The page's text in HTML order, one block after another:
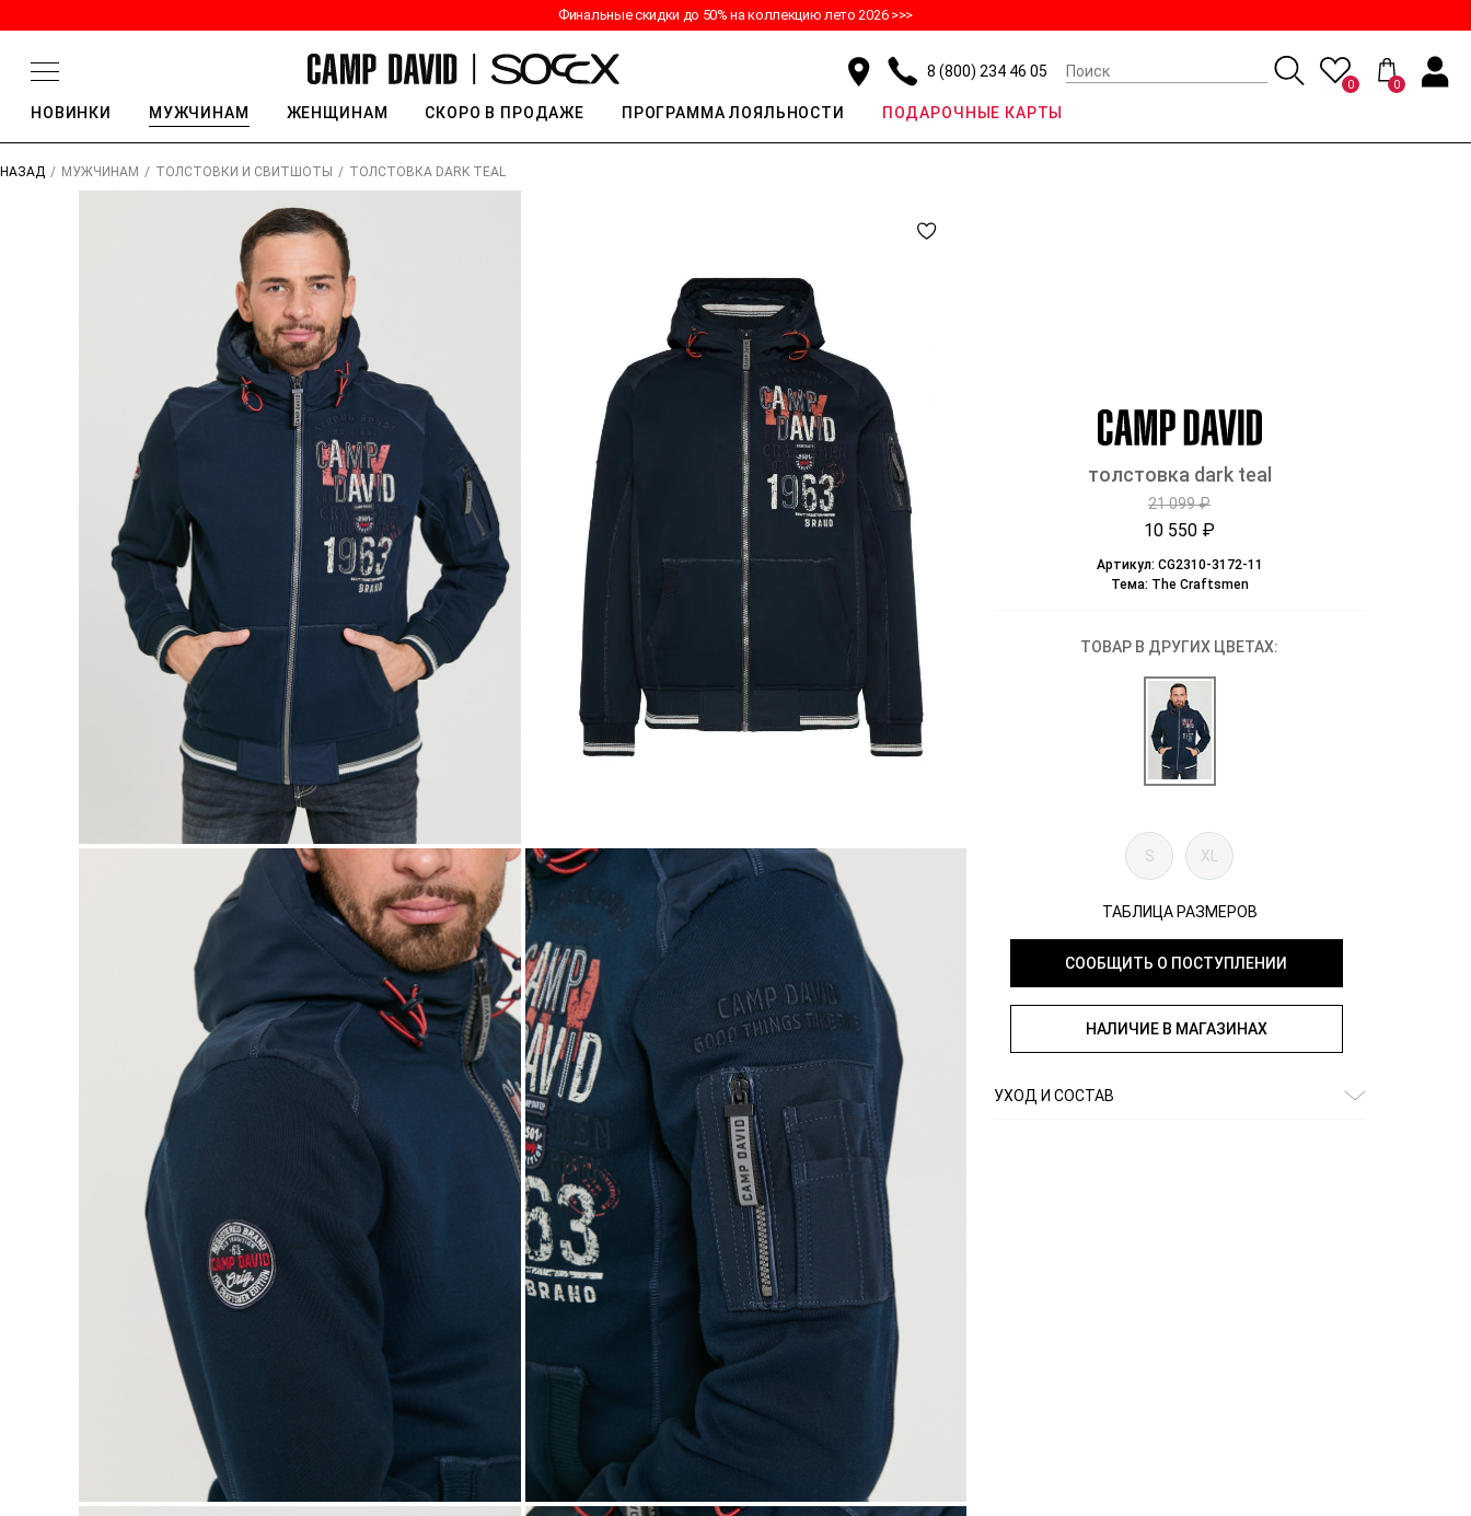
Финальные скидки до 50% на коллекцию лето 2026 >>>
8 (800) 234 46 05
0 0
НОВИНКИ МУЖЧИНАМ ЖЕНЩИНАМ СКОРО В ПРОДАЖЕ ПРОГРАММА ЛОЯЛЬНОСТИ ПОДАРОЧНЫЕ КАРТЫ
НАЗАД / МУЖЧИНАМ / ТОЛСТОВКИ И СВИТШОТЫ / ТОЛСТОВКА DARK TEAL
толстовка dark teal
21 099 ₽
10 550 ₽
Артикул: CG2310-3172-11
Тема: The Craftsmen
ТОВАР В ДРУГИХ ЦВЕТАХ:
S XL
ТАБЛИЦА РАЗМЕРОВ
СООБЩИТЬ О ПОСТУПЛЕНИИ
НАЛИЧИЕ В МАГАЗИНАХ
УХОД И СОСТАВ